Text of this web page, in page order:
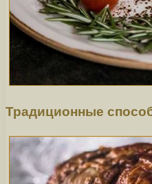
Традиционные